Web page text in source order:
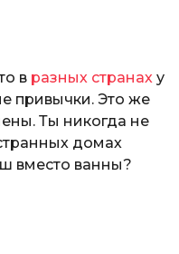
в разных странах у
привычки. Это же
Ты никогда не
домах
вместо ванны?